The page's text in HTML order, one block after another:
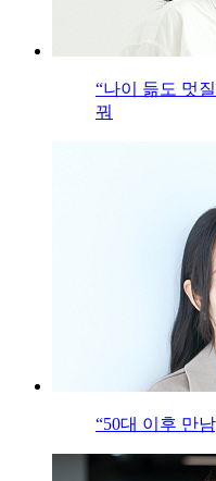
“나이 듦도 멋
꿔
“50대 이후 만